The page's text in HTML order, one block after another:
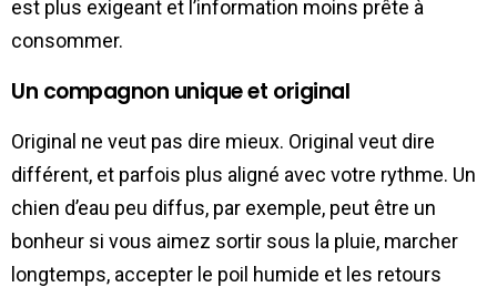
est plus exigeant et l’information moins prête à
consommer.
Un compagnon unique et original
Original ne veut pas dire mieux. Original veut dire
différent, et parfois plus aligné avec votre rythme. Un
chien d’eau peu diffus, par exemple, peut être un
bonheur si vous aimez sortir sous la pluie, marcher
longtemps, accepter le poil humide et les retours